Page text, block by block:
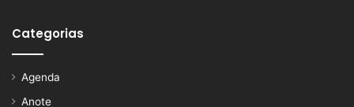
Categorias
Agenda
Anote